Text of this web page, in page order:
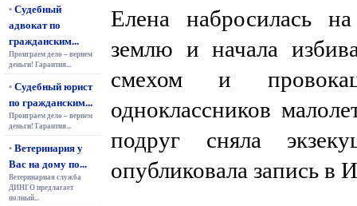
•Судебный
адвокат по
гражданским...
Проиграем дело – вернем
деньги! Гарантия...
•Судебный юрист
по гражданским...
Проиграем дело – вернем
деньги! Гарантия...
•Ветеринария у
Вас на дому по...
Ветеринарная служба
ДИНГО предлагает
полный...
Елена набросилась
землю и начала
смехом и
одноклассников
подруг сняла
опубликовала запись в